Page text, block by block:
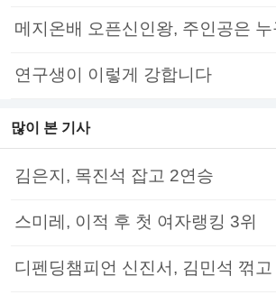
메지온배 오픈신인왕, 주인공은 누
연구생이 이렇게 강합니다
많이 본 기사
김은지, 목진석 잡고 2연승
스미레, 이적 후 첫 여자랭킹 3위
디펜딩챔피언 신진서, 김민석 꺾고